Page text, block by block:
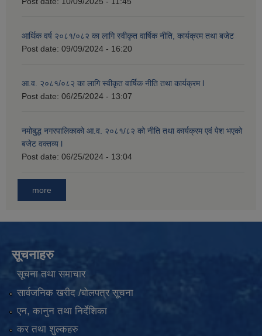
आर्थिक वर्ष २०८१/०८२ का लागि स्वीकृत वार्षिक नीति, कार्यक्रम तथा बजेट
Post date: 09/09/2024 - 16:20
आ.व. २०८१/०८२ का लागि स्वीकृत वार्षिक नीति तथा कार्यक्रम l
Post date: 06/25/2024 - 13:07
नमोबुद्ध नगरपालिकाको आ‍.व. २०८१/८२ को नीति तथा कार्यक्रम एवं पेश भएको
बजेट वक्तव्य l
Post date: 06/25/2024 - 13:04
more
सूचनाहरु
सूचना तथा समाचार
सार्वजनिक खरीद /बोलपत्र सूचना
एन, कानुन तथा निर्देशिका
कर तथा शुल्कहरु